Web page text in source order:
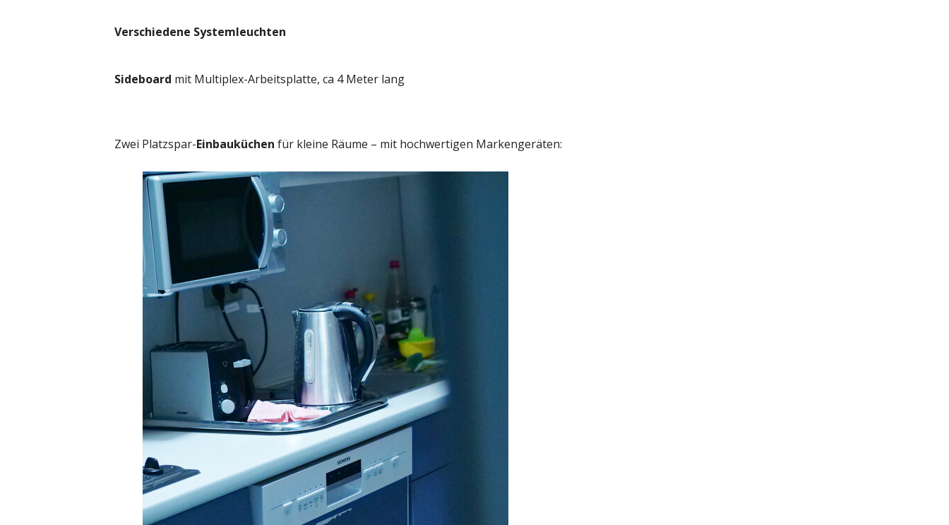
Verschiedene Systemleuchten
Sideboard mit Multiplex-Arbeitsplatte, ca 4 Meter lang
Zwei Platzspar-Einbauküchen für kleine Räume – mit hochwertigen Markengeräten: